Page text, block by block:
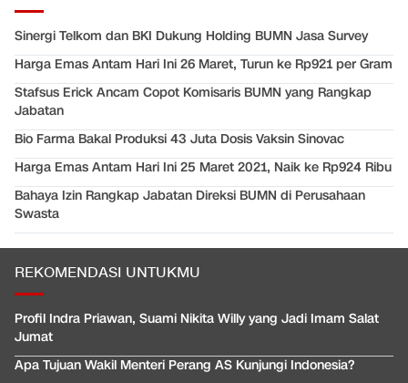
Sinergi Telkom dan BKI Dukung Holding BUMN Jasa Survey
Harga Emas Antam Hari Ini 26 Maret, Turun ke Rp921 per Gram
Stafsus Erick Ancam Copot Komisaris BUMN yang Rangkap
Jabatan
Bio Farma Bakal Produksi 43 Juta Dosis Vaksin Sinovac
Harga Emas Antam Hari Ini 25 Maret 2021, Naik ke Rp924 Ribu
Bahaya Izin Rangkap Jabatan Direksi BUMN di Perusahaan
Swasta
REKOMENDASI UNTUKMU
Profil Indra Priawan, Suami Nikita Willy yang Jadi Imam Salat
Jumat
Apa Tujuan Wakil Menteri Perang AS Kunjungi Indonesia?